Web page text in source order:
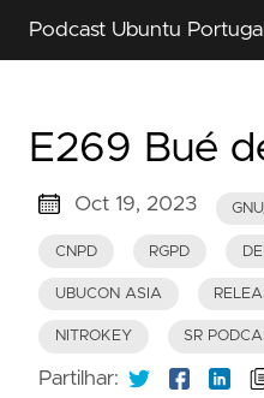
Podcast Ubuntu Portugal
E269 Bué
Oct 19, 2023
CNPD RGPD
UBUCON ASIA
NITROKEY SR
Partilhar: